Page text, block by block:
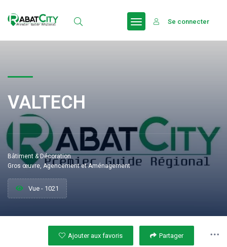
Se connecter
VALTECH
Bâtiment & Décoration
Gros œuvre, Agencement et Aménagement
Vue - 1021
Ajouter aux favoris Partager